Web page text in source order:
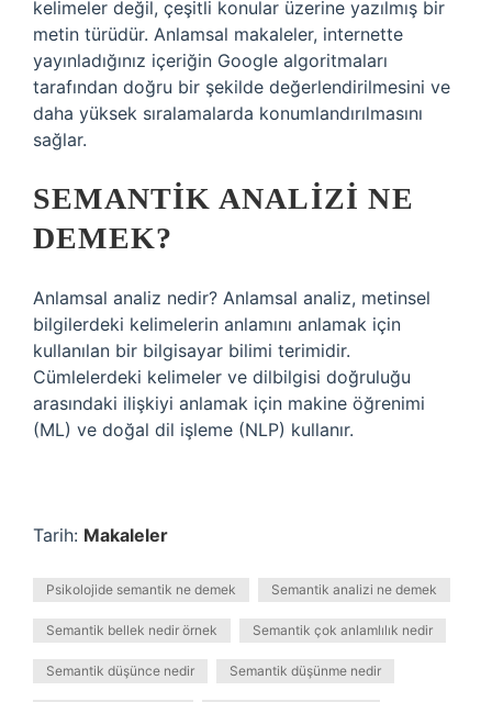
kelimeler değil, çeşitli konular üzerine yazılmış bir
metin türüdür. Anlamsal makaleler, internette
yayınladığınız içeriğin Google algoritmaları
tarafından doğru bir şekilde değerlendirilmesini ve
daha yüksek sıralamalarda konumlandırılmasını
sağlar.
SEMANTIK ANALIZI NE
DEMEK?
Anlamsal analiz nedir? Anlamsal analiz, metinsel
bilgilerdeki kelimelerin anlamını anlamak için
kullanılan bir bilgisayar bilimi terimidir.
Cümlelerdeki kelimeler ve dilbilgisi doğruluğu
arasındaki ilişkiyi anlamak için makine öğrenimi
(ML) ve doğal dil işleme (NLP) kullanır.
Tarih: Makaleler
Psikolojide semantik ne demek Semantik analizi ne demek
Semantik bellek nedir örnek Semantik çok anlamlılık nedir
Semantik düşünce nedir Semantik düşünme nedir